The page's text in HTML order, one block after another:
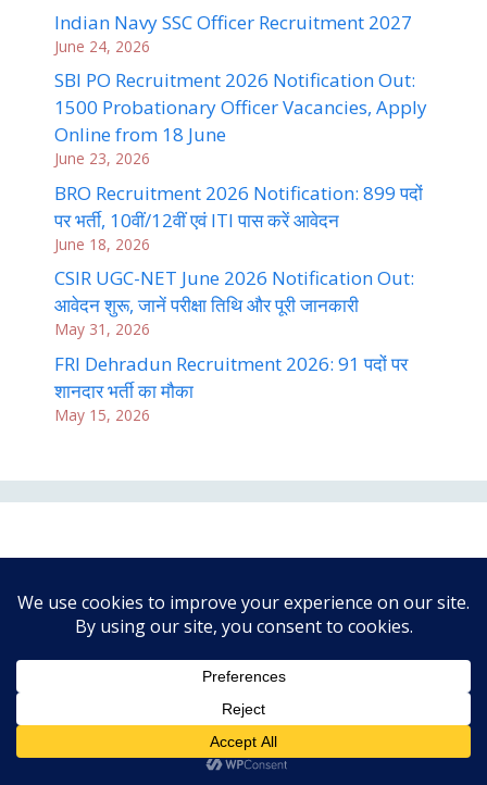
Indian Navy SSC Officer Recruitment 2027
June 24, 2026
SBI PO Recruitment 2026 Notification Out:
1500 Probationary Officer Vacancies, Apply
Online from 18 June
June 23, 2026
BRO Recruitment 2026 Notification: 899 पदों
पर भर्ती, 10वीं/12वीं एवं ITI पास करें आवेदन
June 18, 2026
CSIR UGC-NET June 2026 Notification Out:
आवेदन शुरू, जानें परीक्षा तिथि और पूरी जानकारी
May 31, 2026
FRI Dehradun Recruitment 2026: 91 पदों पर
शानदार भर्ती का मौका
May 15, 2026
Admit card
All India Govt job